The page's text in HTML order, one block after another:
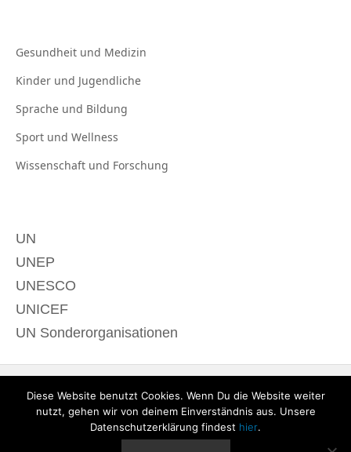
Gesundheit und Medizin
Kinder und Jugendliche
Sprache und Bildung
Sport und Wellness
Wissenschaft und Forschung
UN
UNEP
UNESCO
UNICEF
UN Sonderorganisationen
Diese Website benutzt Cookies. Wenn Du die Website weiter
nutzt, gehen wir von deinem Einverständnis aus. Unsere
Datenschutzerklärung findest hier.